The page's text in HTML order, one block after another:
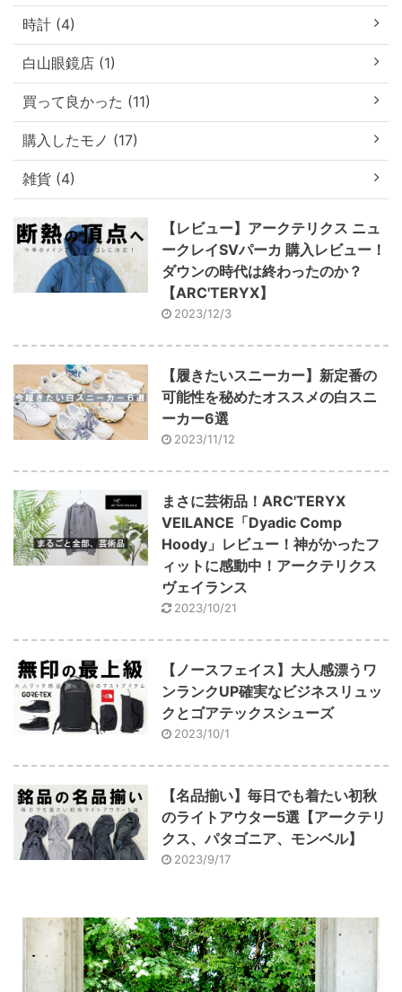
時計 (4)
白山眼鏡店 (1)
買って良かった (11)
購入したモノ (17)
雑貨 (4)
【レビュー】アークテリクス ニュ
ークレイSVパーカ 購入レビュー！
ダウンの時代は終わったのか？
【ARC'TERYX】
2023/12/3
【履きたいスニーカー】新定番の
可能性を秘めたオススメの白スニ
ーカー6選
2023/11/12
まさに芸術品！ARC'TERYX
VEILANCE「Dyadic Comp
Hoody」レビュー！神がかったフ
ィットに感動中！アークテリクス
ヴェイランス
2023/10/21
【ノースフェイス】大人感漂うワ
ンランクUP確実なビジネスリュッ
クとゴアテックスシューズ
2023/10/1
【名品揃い】毎日でも着たい初秋
のライトアウター5選【アークテリ
クス、パタゴニア、モンベル】
2023/9/17